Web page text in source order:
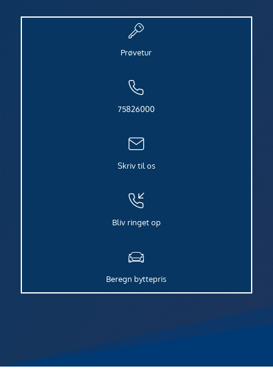
Prøvetur
75826000
Skriv til os
Bliv ringet op
Beregn byttepris